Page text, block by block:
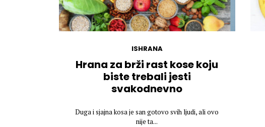
ISHRANA
Hrana za brži rast kose koju
biste trebali jesti
svakodnevno
Duga i sjajna kosa je san gotovo svih ljudi, ali ovo
nije ta...